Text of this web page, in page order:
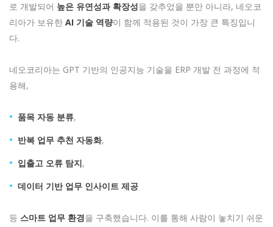
로 개발되어 높은 유연성과 확장성을 갖추었을 뿐만 아니라, 네오코
리아가 보유한 AI 기술 역량이 함께 적용된 것이 가장 큰 특징입니
다.
네오코리아는 GPT 기반의 인공지능 기술을 ERP 개발 전 과정에 적
용해,
품목 자동 분류,
반복 업무 추천 자동화,
입출고 오류 탐지,
데이터 기반 업무 인사이트 제공
등 스마트 업무 환경을 구축했습니다. 이를 통해 사람이 놓치기 쉬운